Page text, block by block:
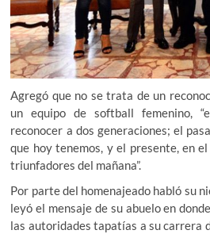
Agregó que no se trata de un
un equipo de softball femenino,
reconocer a dos generaciones; el
que hoy tenemos, y el presente, en
triunfadores del mañana”.
Por parte del homenajeado habló su
leyó el mensaje de su abuelo en
las autoridades tapatías a su carrera